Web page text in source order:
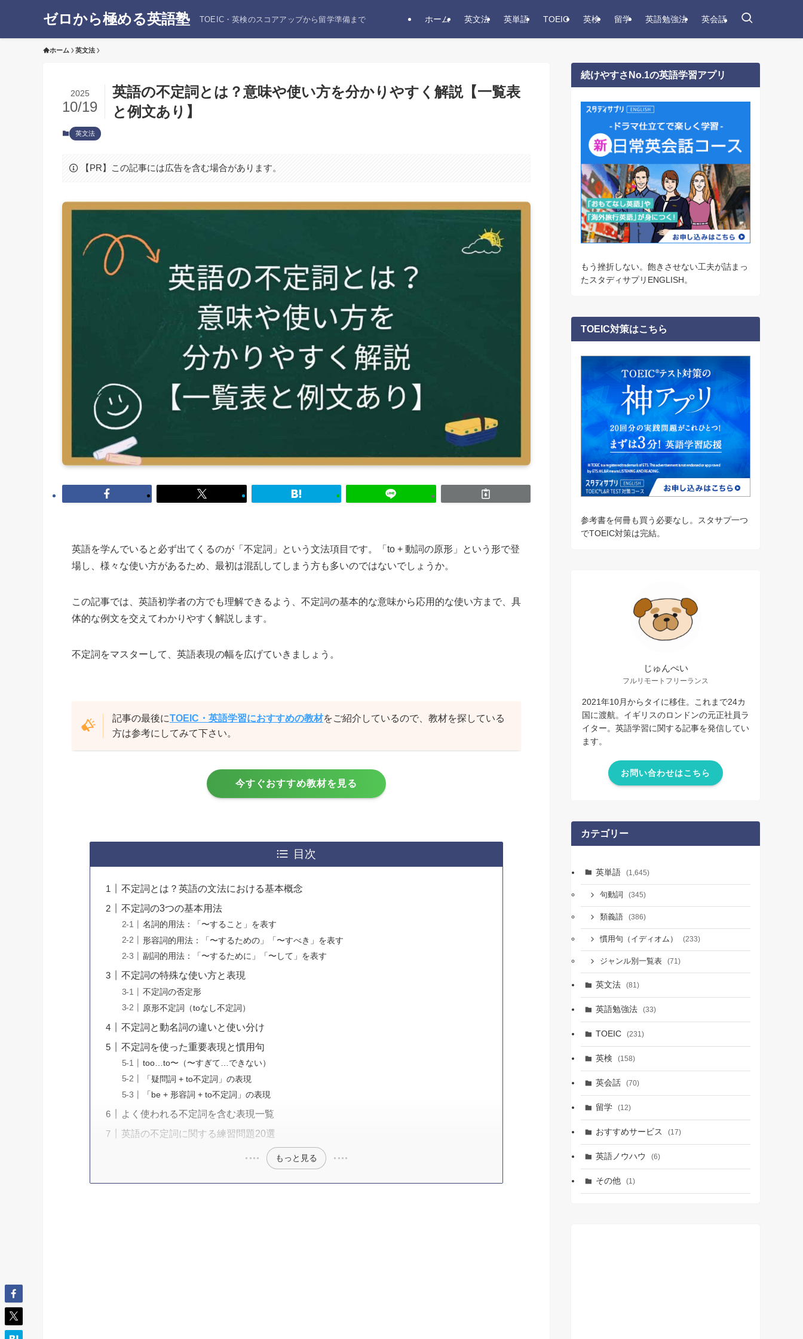
ゼロから極める英語塾 TOEIC・英検のスコアアップから留学準備まで ホーム 英文法 英単語 TOEIC 英検 留学 英語勉強法 英会話
ホーム 英文法
英語の不定詞とは？意味や使い方を分かりやすく解説【一覧表
と例文あり】
2025
10/19
英文法
【PR】この記事には広告を含む場合があります。
英語を学んでいると必ず出てくるのが「不定詞」という文法項目です。「to + 動詞の原形」という形で登
場し、様々な使い方があるため、最初は混乱してしまう方も多いのではないでしょうか。
この記事では、英語初学者の方でも理解できるよう、不定詞の基本的な意味から応用的な使い方まで、具
体的な例文を交えてわかりやすく解説します。
不定詞をマスターして、英語表現の幅を広げていきましょう。
記事の最後にTOEIC・英語学習におすすめの教材をご紹介しているので、教材を探している
方は参考にしてみて下さい。
今すぐおすすめ教材を見る
目次
不定詞とは？英語の文法における基本概念
不定詞の3つの基本用法
名詞的用法：「〜すること」を表す
形容詞的用法：「〜するための」「〜すべき」を表す
副詞的用法：「〜するために」「〜して」を表す
不定詞の特殊な使い方と表現
不定詞の否定形
原形不定詞（toなし不定詞）
不定詞と動名詞の違いと使い分け
不定詞を使った重要表現と慣用句
too…to〜（〜すぎて…できない）
「疑問詞 + to不定詞」の表現
「be + 形容詞 + to不定詞」の表現
よく使われる不定詞を含む表現一覧
英語の不定詞に関する練習問題20選
もっと見る
続けやすさNo.1の英語学習アプリ
もう挫折しない。飽きさせない工夫が詰まっ
たスタディサプリENGLISH。
TOEIC対策はこちら
参考書を何冊も買う必要なし。スタサプ一つ
でTOEIC対策は完結。
じゅんぺい
フルリモートフリーランス
2021年10月からタイに移住。これまで24カ
国に渡航。イギリスのロンドンの元正社員ラ
イター。英語学習に関する記事を発信してい
ます。
お問い合わせはこちら
カテゴリー
英単語 (1,645)
句動詞 (345)
類義語 (386)
慣用句（イディオム） (233)
ジャンル別一覧表 (71)
英文法 (81)
英語勉強法 (33)
TOEIC (231)
英検 (158)
英会話 (70)
留学 (12)
おすすめサービス (17)
英語ノウハウ (6)
その他 (1)